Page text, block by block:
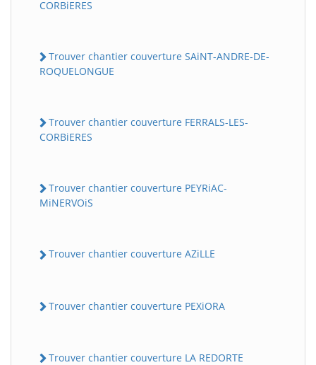
CORBiERES
Trouver chantier couverture SAiNT-ANDRE-DE-
ROQUELONGUE
Trouver chantier couverture FERRALS-LES-
CORBiERES
Trouver chantier couverture PEYRiAC-
MiNERVOiS
Trouver chantier couverture AZiLLE
Trouver chantier couverture PEXiORA
Trouver chantier couverture LA REDORTE